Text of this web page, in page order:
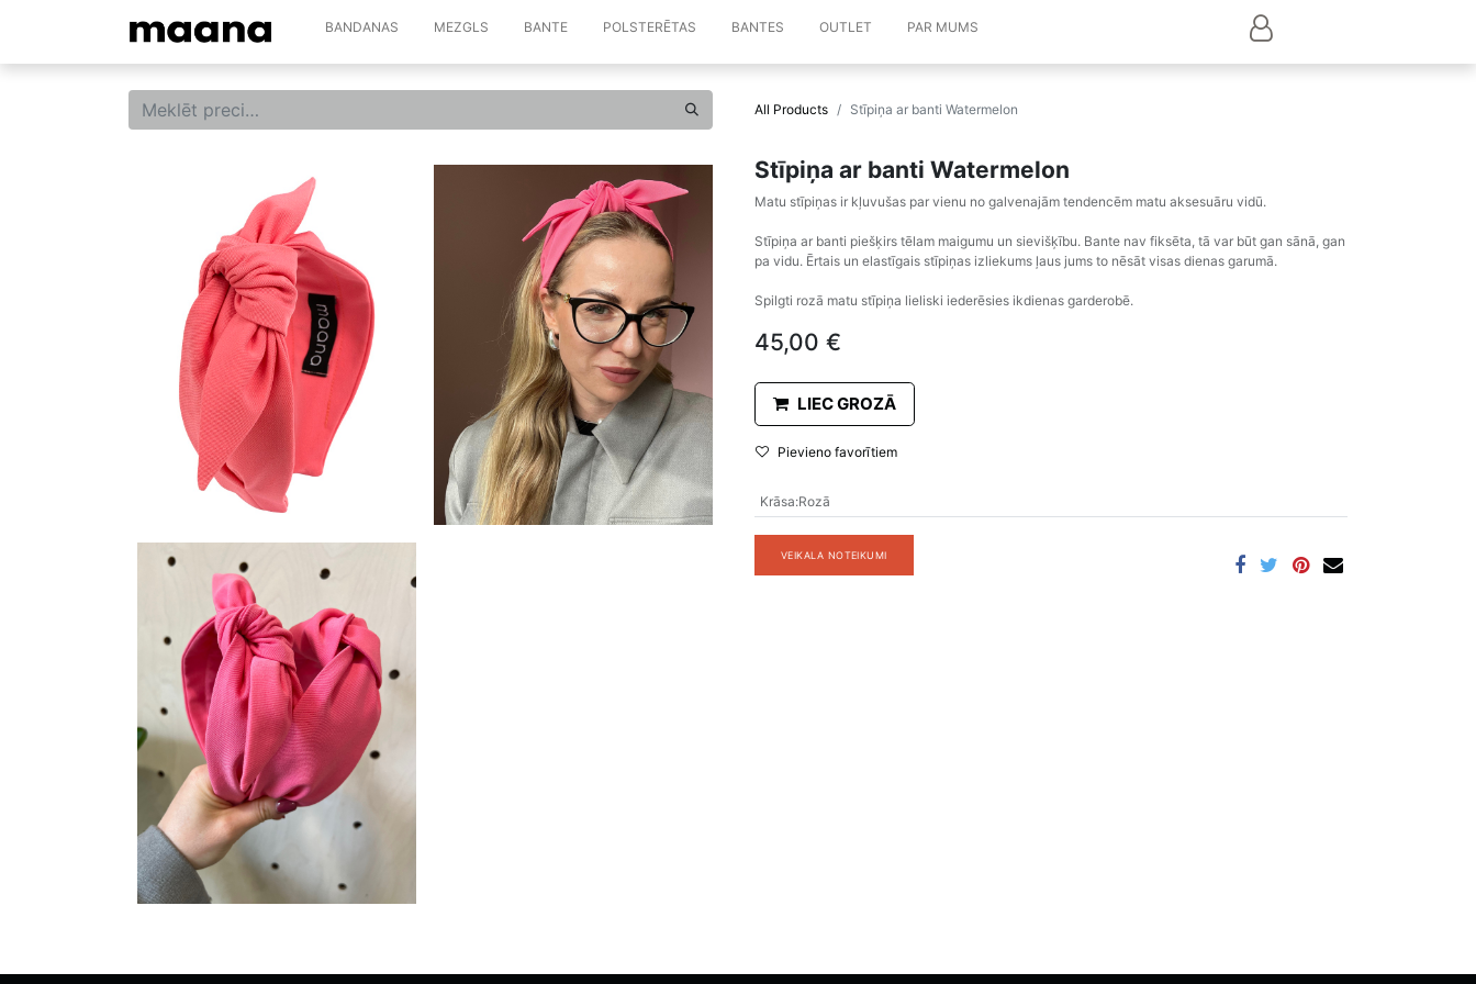
BANDANAS MEZGLS BANTE POLSTERĒTAS BANTES OUTLET PAR MUMS
All Products Stīpiņa ar banti Watermelon
Stīpiņa ar banti Watermelon
Matu stīpiņas ir kļuvušas par vienu no galvenajām tendencēm matu aksesuāru vidū.
Stīpiņa ar banti piešķirs tēlam maigumu un sievišķību. Bante nav fiksēta, tā var būt gan sānā, gan
pa vidu. Ērtais un elastīgais stīpiņas izliekums ļaus jums to nēsāt visas dienas garumā.
Spilgti rozā matu stīpiņa lieliski iederēsies ikdienas garderobē.
45,00 €
LIEC GROZĀ
Pievieno favorītiem
Krāsa:Rozā
VEIKALA NOTEIKUMI